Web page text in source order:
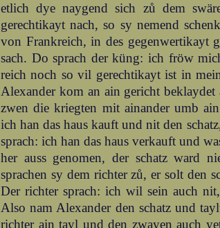
etlich dye naygend sich zů dem
gerechtikayt nach, so sy nemend
von Frankreich, in des gegenwertikayt
sach. Do sprach der küng: ich fröw
reich noch so vil gerechtikayt ist in
Alexander kom an ain gericht
zwen die kriegten mit ainander umb
ich han das haus kauft und nit den
sprach: ich han das haus verkauft und
her auss genomen, der schatz ward
sprachen sy dem richter zů, er solt den
Der richter sprach: ich wil sein auch
Also nam Alexander den schatz und
richter ain tayl und den zwayen auch